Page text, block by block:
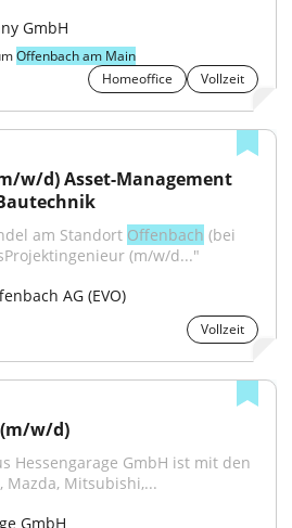
GmbH
Offenbach am Main
Homeoffice
Vollzeit
w/d) Asset-Management
am Standort Offenbach (bei
(m/w/d..."
AG (EVO)
Vollzeit
w/d)
Hessengarage GmbH ist mit den
Mazda, Mitsubishi,...
GmbH